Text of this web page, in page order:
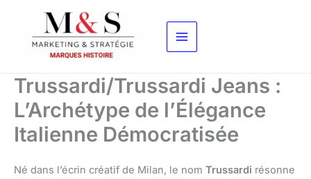
contenu
Trussardi/Trussardi Jeans :
L’Archétype de l’Élégance
Italienne Démocratisée
Né dans l’écrin créatif de Milan, le nom Trussardi résonne